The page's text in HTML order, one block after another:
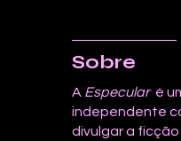
Sobre
A Especular é
independente
divulgar a